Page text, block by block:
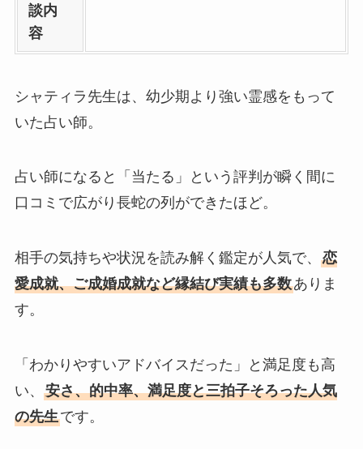
談内
容
シャティラ先生は、幼少期より強い霊感をもって
いた占い師。
占い師になると「当たる」という評判が瞬く間に
口コミで広がり長蛇の列ができたほど。
相手の気持ちや状況を読み解く鑑定が人気で、 恋
愛成就、ご成婚成就など縁結び実績も多数ありま
す。
「わかりやすいアドバイスだった」と満足度も高
い、 安さ、的中率、満足度と三拍子そろった人気
の先生です。